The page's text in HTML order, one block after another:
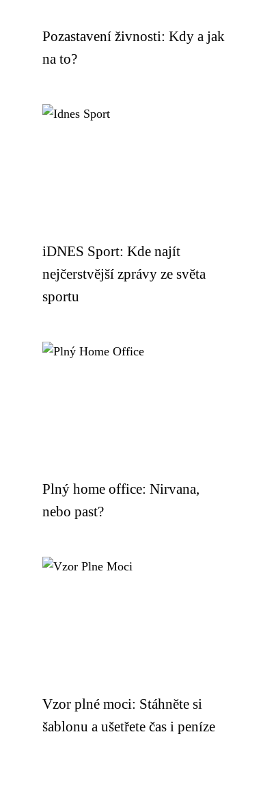
Pozastavení živnosti: Kdy a jak
na to?
iDNES Sport: Kde najít
nejčerstvější zprávy ze světa
sportu
Plný home office: Nirvana,
nebo past?
Vzor plné moci: Stáhněte si
šablonu a ušetřete čas i peníze